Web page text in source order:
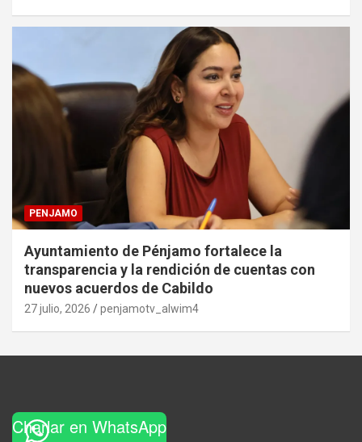
PENJAMO
Ayuntamiento de Pénjamo fortalece la
transparencia y la rendición de cuentas con
nuevos acuerdos de Cabildo
27 julio, 2026 penjamotv_alwim4
Charlar en WhatsApp